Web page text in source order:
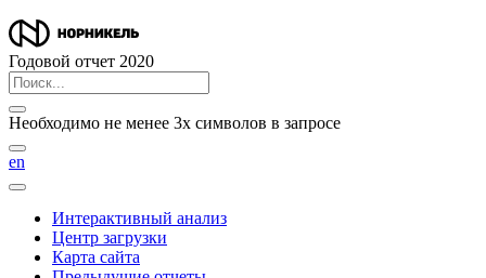
Годовой отчет 2020
Необходимо не менее 3х символов в запросе
en
Интерактивный анализ
Центр загрузки
Карта сайта